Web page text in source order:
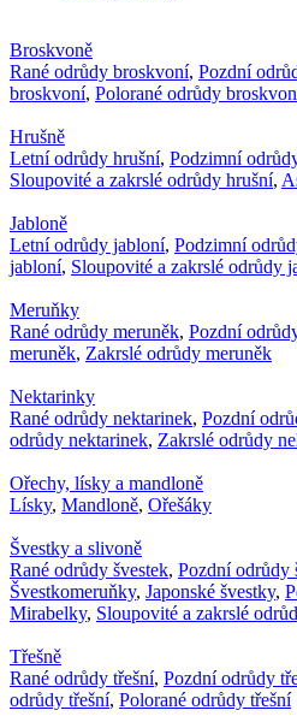
Broskvoně
Rané odrůdy broskvoní, Pozdní
broskvoní, Polorané odrůdy
Hrušně
Letní odrůdy hrušní, Podzimní
Sloupovité a zakrslé odrůdy hrušní,
Jabloně
Letní odrůdy jabloní, Podzimní
jabloní, Sloupovité a zakrslé odrůdy
Meruňky
Rané odrůdy meruněk, Pozdní
meruněk, Zakrslé odrůdy meruněk
Nektarinky
Rané odrůdy nektarinek, Pozdní
odrůdy nektarinek, Zakrslé odrůdy
Ořechy, lísky a mandloně
Lísky, Mandloně, Ořešáky
Švestky a slivoně
Rané odrůdy švestek, Pozdní odrůdy
Švestkomeruňky, Japonské švestky,
Mirabelky, Sloupovité a zakrslé
Třešně
Rané odrůdy třešní, Pozdní odrůdy
odrůdy třešní, Polorané odrůdy třešní